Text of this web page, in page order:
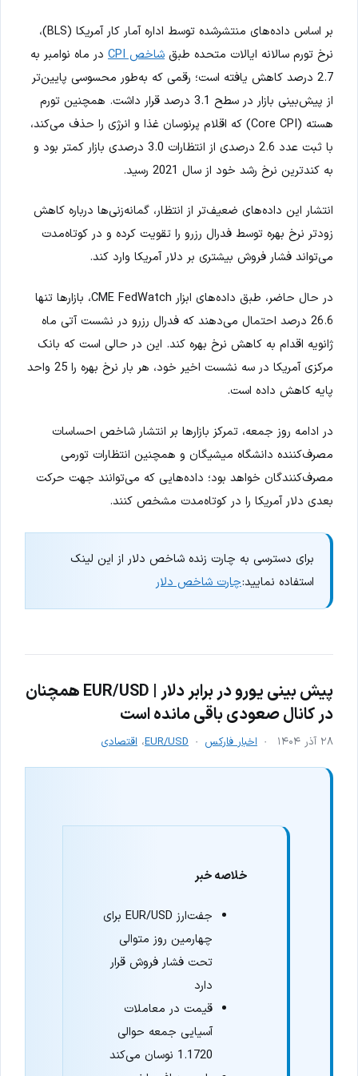
بر اساس داده‌های منتشرشده توسط اداره آمار کار آمریکا (BLS)،
نرخ تورم سالانه ایالات متحده طبق شاخص CPI
در ماه نوامبر به
2.7 درصد کاهش یافته است؛ رقمی که به‌طور محسوسی پایین‌تر
از پیش‌بینی بازار در سطح 3.1 درصد قرار داشت. همچنین تورم
هسته (Core CPI) که اقلام پرنوسان غذا و انرژی را حذف می‌کند،
با ثبت عدد 2.6 درصدی از انتظارات 3.0 درصدی بازار کمتر بود و
به کندترین نرخ رشد خود از سال 2021 رسید.
انتشار این داده‌های ضعیف‌تر از انتظار، گمانه‌زنی‌ها درباره کاهش
زودتر نرخ بهره توسط فدرال رزرو را تقویت کرده و در کوتاه‌مدت
می‌تواند فشار فروش بیشتری بر دلار آمریکا وارد کند.
در حال حاضر، طبق داده‌های ابزار CME FedWatch، بازارها تنها
26.6 درصد احتمال می‌دهند که فدرال رزرو در نشست آتی ماه
ژانویه اقدام به کاهش نرخ بهره کند. این در حالی است که بانک
مرکزی آمریکا در سه نشست اخیر خود، هر بار نرخ بهره را 25 واحد
پایه کاهش داده است.
در ادامه روز جمعه، تمرکز بازارها بر انتشار شاخص احساسات
مصرف‌کننده دانشگاه میشیگان و همچنین انتظارات تورمی
مصرف‌کنندگان خواهد بود؛ داده‌هایی که می‌توانند جهت حرکت
بعدی دلار آمریکا را در کوتاه‌مدت مشخص کنند.
برای دسترسی به چارت زنده شاخص دلار از این لینک
استفاده نمایید:چارت شاخص دلار
پیش بینی یورو در برابر دلار | EUR/USD همچنان
در کانال صعودی باقی مانده است
۲۸ آذر ۱۴۰۴ اخبار فارکس EUR/USD، اقتصادی
خلاصه خبر
جفت‌ارز EUR/USD برای
چهارمین روز متوالی
تحت فشار فروش قرار
دارد
قیمت در معاملات
آسیایی جمعه حوالی
1.1720 نوسان می‌کند